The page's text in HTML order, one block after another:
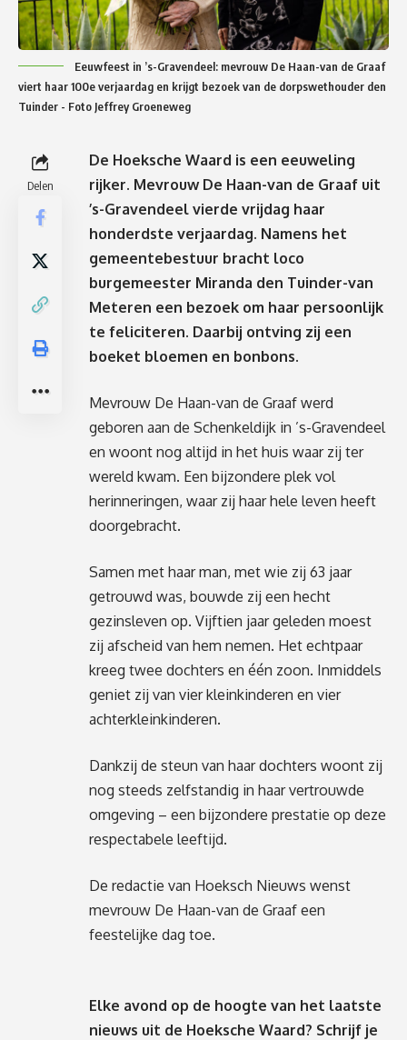
Eeuwfeest in ’s-Gravendeel: mevrouw De Haan-van de Graaf
viert haar 100e verjaardag en krijgt bezoek van de dorpswethouder den
Tuinder - Foto Jeffrey Groeneweg
Delen
De Hoeksche Waard is een eeuweling
rijker. Mevrouw De Haan-van de Graaf uit
’s-Gravendeel vierde vrijdag haar
honderdste verjaardag. Namens het
gemeentebestuur bracht loco
burgemeester Miranda den Tuinder-van
Meteren een bezoek om haar persoonlijk
te feliciteren. Daarbij ontving zij een
boeket bloemen en bonbons.
Mevrouw De Haan-van de Graaf werd
geboren aan de Schenkeldijk in ’s-Gravendeel
en woont nog altijd in het huis waar zij ter
wereld kwam. Een bijzondere plek vol
herinneringen, waar zij haar hele leven heeft
doorgebracht.
Samen met haar man, met wie zij 63 jaar
getrouwd was, bouwde zij een hecht
gezinsleven op. Vijftien jaar geleden moest
zij afscheid van hem nemen. Het echtpaar
kreeg twee dochters en één zoon. Inmiddels
geniet zij van vier kleinkinderen en vier
achterkleinkinderen.
Dankzij de steun van haar dochters woont zij
nog steeds zelfstandig in haar vertrouwde
omgeving – een bijzondere prestatie op deze
respectabele leeftijd.
De redactie van Hoeksch Nieuws wenst
mevrouw De Haan-van de Graaf een
feestelijke dag toe.
Elke avond op de hoogte van het laatste
nieuws uit de Hoeksche Waard? Schrijf je